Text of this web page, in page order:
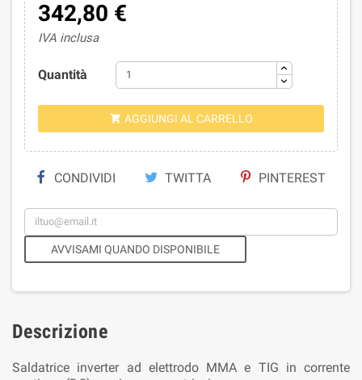
342,80 €
IVA inclusa
Quantità
 AGGIUNGI AL CARRELLO
CONDIVIDI TWITTA PINTEREST
AVVISAMI QUANDO DISPONIBILE
Descrizione
Saldatrice inverter ad elettrodo MMA e TIG in corrente